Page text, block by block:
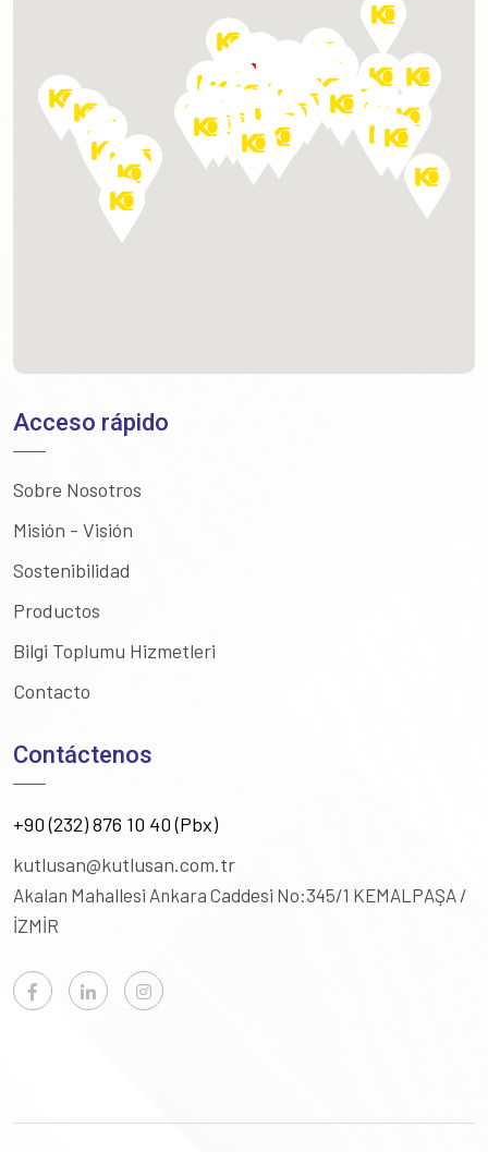
Acceso rápido
Sobre Nosotros
Misión - Visión
Sostenibilidad
Productos
Bilgi Toplumu Hizmetleri
Contacto
Contáctenos
+90 (232) 876 10 40 (Pbx)
kutlusan@kutlusan.com.tr
Akalan Mahallesi Ankara Caddesi No:345/1 KEMALPAŞA /
İZMİR